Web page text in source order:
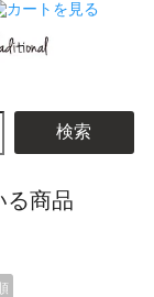
検索
る商品